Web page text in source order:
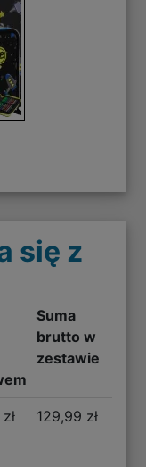
się z
Suma
brutto w
zestawie
129,99 zł